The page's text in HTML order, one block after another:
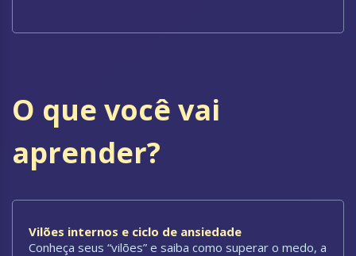
O que você vai
aprender?
Vilões internos e ciclo de ansiedade
Conheça seus “vilões” e saiba como superar o medo, a